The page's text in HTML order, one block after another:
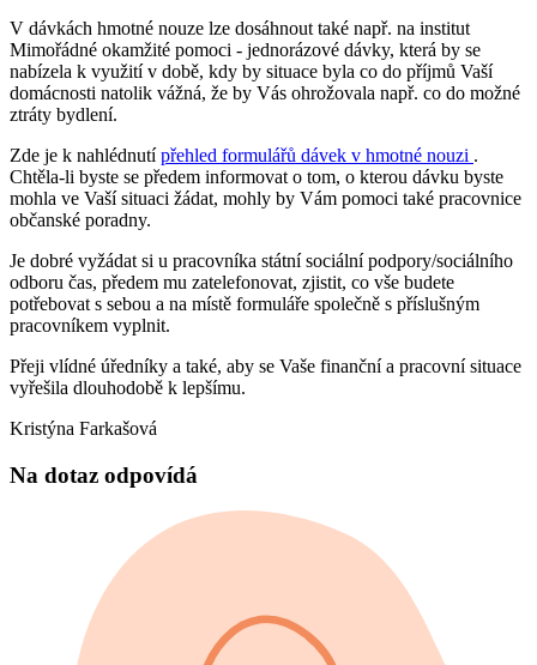
V dávkách hmotné nouze lze dosáhnout také např. na institut
Mimořádné okamžité pomoci - jednorázové dávky, která by se
nabízela k využití v době, kdy by situace byla co do příjmů Vaší
domácnosti natolik vážná, že by Vás ohrožovala např. co do možné
ztráty bydlení.
Zde je k nahlédnutípřehled formulářů dávek v hmotné nouzi .
Chtěla-li byste se předem informovat o tom, o kterou dávku byste
mohla ve Vaší situaci žádat, mohly by Vám pomoci také pracovnice
občanské poradny.
Je dobré vyžádat si u pracovníka státní sociální podpory/sociálního
odboru čas, předem mu zatelefonovat, zjistit, co vše budete
potřebovat s sebou a na místě formuláře společně s příslušným
pracovníkem vyplnit.
Přeji vlídné úředníky a také, aby se Vaše finanční a pracovní situace
vyřešila dlouhodobě k lepšímu.
Kristýna Farkašová
Na dotaz odpovídá